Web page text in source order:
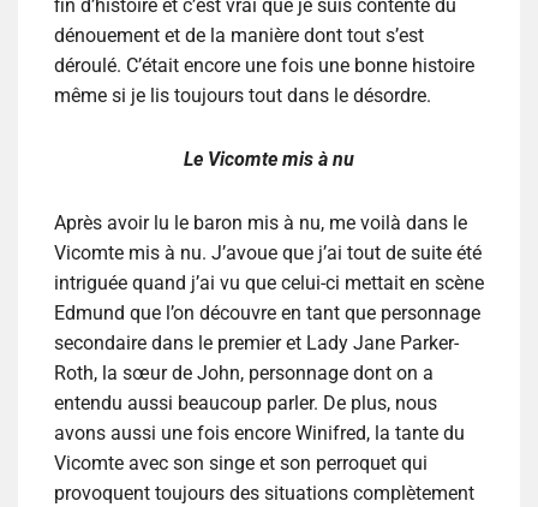
fin d’histoire et c’est vrai que je suis contente du
dénouement et de la manière dont tout s’est
déroulé. C’était encore une fois une bonne histoire
même si je lis toujours tout dans le désordre.
Le Vicomte mis à nu
Après avoir lu le baron mis à nu, me voilà dans le
Vicomte mis à nu. J’avoue que j’ai tout de suite été
intriguée quand j’ai vu que celui-ci mettait en scène
Edmund que l’on découvre en tant que personnage
secondaire dans le premier et Lady Jane Parker-
Roth, la sœur de John, personnage dont on a
entendu aussi beaucoup parler. De plus, nous
avons aussi une fois encore Winifred, la tante du
Vicomte avec son singe et son perroquet qui
provoquent toujours des situations complètement